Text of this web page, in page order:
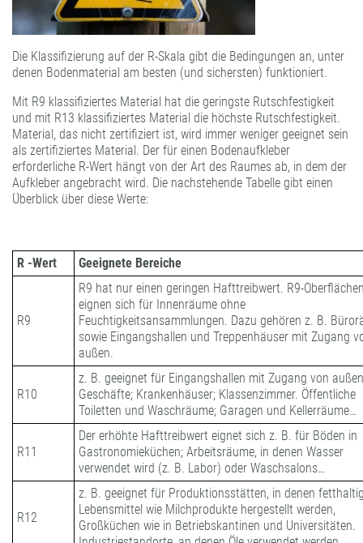
Die Klassifizierung auf der R-Skala gibt die Bedingungen an, unter
denen Bodenmaterial am besten (und sichersten) funktioniert.
Mit R9 klassifiziertes Material hat die geringste Rutschfestigkeit
und mit R13 klassifiziertes Material die höchste Rutschfestigkeit.
Material, das nicht zertifiziert ist, wird immer weniger geeignet sein
als zertifiziertes Material. Der für einen Bodenaufkleber
erforderliche R-Wert hängt von der Art des Raumes ab, in dem der
Aufkleber angebracht wird. Die nachstehende Tabelle gibt einen
Überblick über diese Werte:
R -Wert Geeignete Bereiche
R9
R9 hat nur einen geringen Hafttreibwert. R9-
eignen sich für Innenräume ohne
Feuchtigkeitsansammlungen. Dazu gehören z. B.
sowie Eingangshallen und Treppenhäuser mit Zugang
außen.
R10
z. B. geeignet für Eingangshallen mit Zugang von
Geschäfte; Krankenhäuser; Klassenzimmer. Öffentliche
Toiletten und Waschräume; Garagen und Kellerräume…
R11
Der erhöhte Hafttreibwert eignet sich z. B. für Böden in
Gastronomieküchen; Arbeitsräume, in denen Wasser
verwendet wird (z. B. Labor) oder Waschsalons…
R12
z. B. geeignet für Produktionsstätten, in denen
Lebensmittel wie Milchprodukte hergestellt werden,
Großküchen wie in Betriebskantinen und Universitäten.